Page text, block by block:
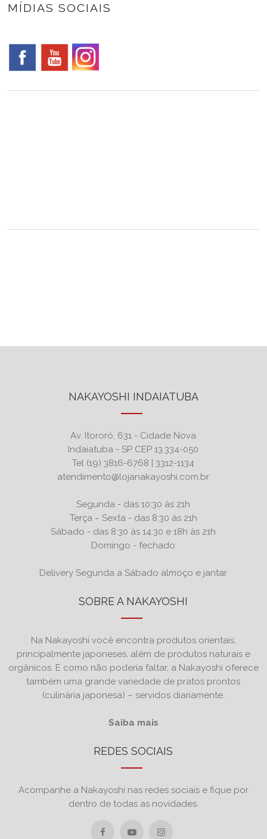
MÍDIAS SOCIAIS
NAKAYOSHI INDAIATUBA
Av. Itororó, 631 - Cidade Nova
Indaiatuba - SP CEP 13.334-050
Tel (19) 3816-6768 | 3312-1134
atendimento@lojanakayoshi.com.br
Segunda - das 10:30 às 21h
Terça ~ Sexta - das 8:30 às 21h
Sábado - das 8:30 às 14:30 e 18h às 21h
Domingo - fechado
Delivery Segunda a Sábado almoço e jantar
SOBRE A NAKAYOSHI
Na Nakayoshi você encontra produtos orientais,
principalmente japoneses, além de produtos naturais e
orgânicos. E como não poderia faltar, a Nakayoshi oferece
também uma grande variedade de pratos prontos
(culinária japonesa) – servidos diariamente.
Saiba mais
REDES SOCIAIS
Acompanhe a Nakayoshi nas redes sociais e fique por
dentro de todas as novidades.